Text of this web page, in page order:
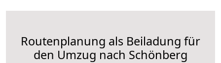
Routenplanung als Beiladung für
den Umzug nach Schönberg